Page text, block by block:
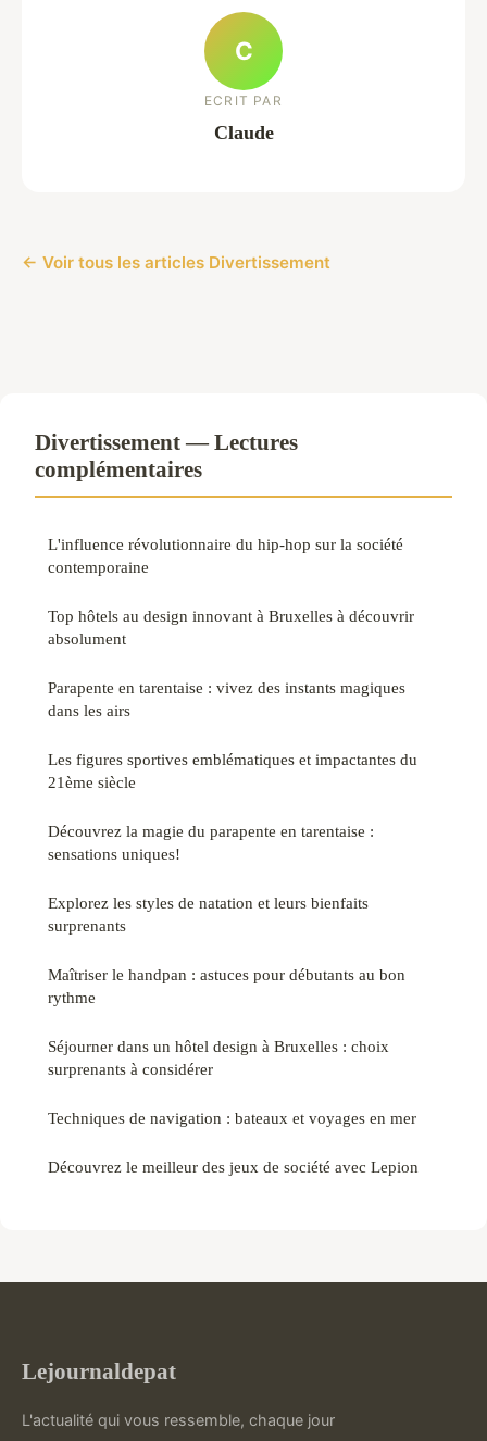
C
ECRIT PAR
Claude
← Voir tous les articles Divertissement
Divertissement — Lectures
complémentaires
L'influence révolutionnaire du hip-hop sur la société
contemporaine
Top hôtels au design innovant à Bruxelles à découvrir
absolument
Parapente en tarentaise : vivez des instants magiques
dans les airs
Les figures sportives emblématiques et impactantes du
21ème siècle
Découvrez la magie du parapente en tarentaise :
sensations uniques!
Explorez les styles de natation et leurs bienfaits
surprenants
Maîtriser le handpan : astuces pour débutants au bon
rythme
Séjourner dans un hôtel design à Bruxelles : choix
surprenants à considérer
Techniques de navigation : bateaux et voyages en mer
Découvrez le meilleur des jeux de société avec Lepion
Lejournaldepat
L'actualité qui vous ressemble, chaque jour